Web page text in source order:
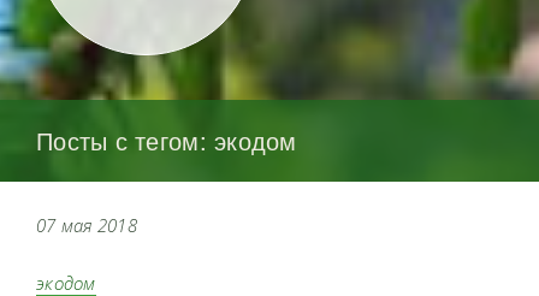
Посты с тегом: экодом
07 мая 2018
экодом